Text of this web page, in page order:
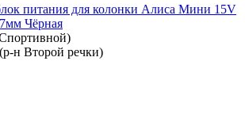
питания для колонки Алиса Мини 15V
Чёрная
н Второй речки)